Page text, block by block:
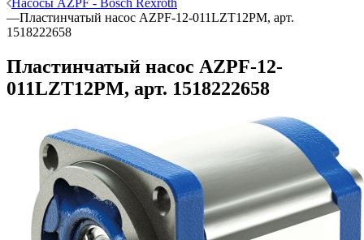
Насосы AZPF - Bosch Rexroth
—Пластинчатый насос AZPF-12-011LZT12PM, арт.
1518222658
Пластинчатый насос AZPF-12-
011LZT12PM, арт. 1518222658